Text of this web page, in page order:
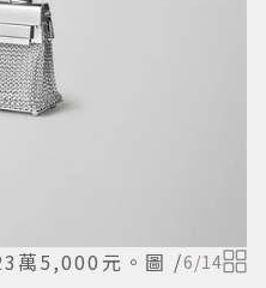
萬5,000元。圖 /6/14